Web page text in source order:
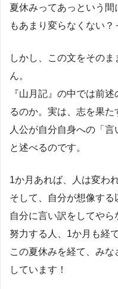
夏休みってあっという
もあまり変らなくない
しかし、この文をその
ん。
『山月記』の中では前
るのか。実は、志を果
人公が自分自身への「
と述べるのです。
1か月あれば、人は変われ
そして、自分が想像する
自分に言い訳をしてや
努力する人、 1か月も経
この夏休みを経て、み
しています！